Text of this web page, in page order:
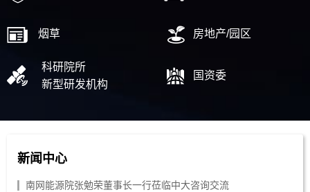
烟草 房地产/园区
科研院所
新型研发机构
国资委
新闻中心
南网能源院张勉荣董事长一行莅临中大咨询交流